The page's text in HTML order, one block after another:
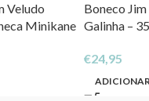
Veludo
Minikane
Boneco
Galinha –
€24,95